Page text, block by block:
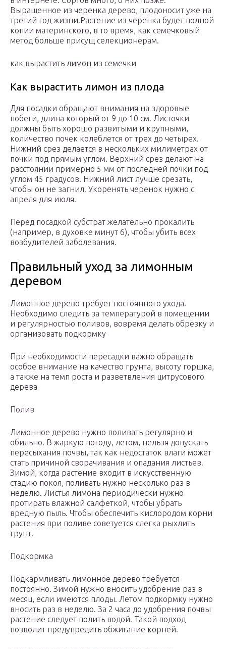
Выращенное из черенка дерево, плодоносит уже на
третий год жизни.Растение из черенка будет полной
копии материнского, в то время, как семечковый
метод больше присущ селекционерам.
как вырастить лимон из семечки
Как вырастить лимон из плода
Для посадки обращают внимания на здоровые
побеги, длина который от 9 до 10 см. Листочки
должны быть хорошо развитыми и крупными,
количество почек колеблется от трех до четырех.
Нижний срез делается в нескольких милиметрах от
почки под прямым углом. Верхний срез делают на
расстоянии примерно 5 мм от последней почки под
углом 45 градусов. Нижний лист лучше срезать,
чтобы он не загнил. Укоренять черенок нужно с
апреля для июля.
Перед посадкой субстрат желательно прокалить
(например, в духовке минут 6), чтобы убить всех
возбудителей заболевания.
Правильный уход за лимонным
деревом
Лимонное дерево требует постоянного ухода.
Необходимо следить за температурой в помещении
и регулярностью поливов, вовремя делать обрезку и
организовать подкормку
При необходимости пересадки важно обращать
особое внимание на качество грунта, высоту горшка,
а также на темп роста и разветвления цитрусового
дерева
Полив
Лимонное дерево нужно поливать регулярно и
обильно. В жаркую погоду, летом, нельзя допускать
пересыхания почвы, так как недостаток влаги может
стать причиной сворачивания и опадания листьев.
Зимой, когда растение входит в искусственную
стадию покоя, поливать нужно несколько раз в
неделю. Листья лимона периодически нужно
протирать влажной салфеткой, чтобы убрать
вредную пыль. Чтобы обеспечить кислородом корни
растения при поливе советуется слегка рыхлить
грунт.
Подкормка
Подкармливать лимонное дерево требуется
постоянно. Зимой нужно вносить удобрение раз в
месяц, если имеются плоды. Летом подкормку нужно
вносить раз в неделю. За 2 часа до удобрения почвы
растение следует полить водой. Такой подход
позволит предупредить обжигание корней.